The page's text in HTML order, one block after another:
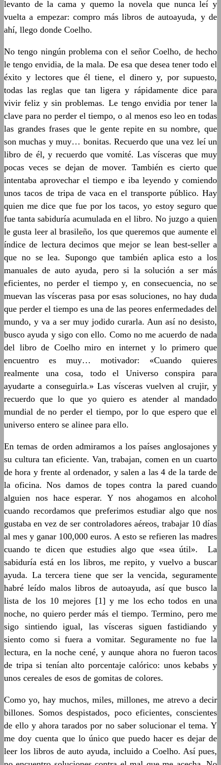
levanto de la cama y quemo la novela que nunca leí y
vuelta a empezar: compro más libros de autoayuda, y de
ahí, llego donde Coelho.
No tengo ningún problema con el señor Coelho, de hecho
le tengo envidia, de la mala. De esa que desea tener todo el
éxito y lectores que él tiene, el dinero y, por supuesto,
todas las reglas que tan ligera y rápidamente dice para
vivir feliz y sin problemas. Le tengo envidia por tener la
clave para no perder el tiempo, o al menos eso leo en todas
las grandes frases que le gente repite en su nombre, que
son muchas y muy… bonitas. Recuerdo que una vez leí un
libro de él, y recuerdo que vomité. Las vísceras que muy
pocas veces se dejan de mover. También es cierto que
intentaba aprovechar el tiempo e iba leyendo y comiendo
unos tacos de tripa de vaca en el transporte público. Hay
quien me dice que fue por los tacos, yo estoy seguro que
fue tanta sabiduría acumulada en el libro. No juzgo a quien
le gusta leer al brasileño, los que queremos que aumente el
índice de lectura decimos que mejor se lean best-seller a
que no se lea. Supongo que también aplica esto a los
manuales de auto ayuda, pero si la solución a ser más
eficientes, no perder el tiempo y, en consecuencia, no se
muevan las vísceras pasa por esas soluciones, no hay duda
que perder el tiempo es una de las peores enfermedades del
mundo, y va a ser muy jodido curarla. Aun así no desisto,
busco ayuda y sigo con ello. Como no me acuerdo de nada
del libro de Coelho miro en internet y lo primero que
encuentro es muy… motivador: «Cuando quieres
realmente una cosa, todo el Universo conspira para
ayudarte a conseguirla.» Las vísceras vuelven al crujir, y
recuerdo que lo que yo quiero es atender al mandado
mundial de no perder el tiempo, por lo que espero que el
universo entero se alinee para ello.
En temas de orden admiramos a los países anglosajones y
su cultura tan eficiente. Van, trabajan, comen en un cuarto
de hora y frente al ordenador, y salen a las 4 de la tarde de
la oficina. Nos damos de topes contra la pared cuando
alguien nos hace esperar. Y nos ahogamos en alcohol
cuando recordamos que preferimos estudiar algo que nos
gustaba en vez de ser controladores aéreos, trabajar 10 días
al mes y ganar 100,000 euros. A esto se refieren las madres
cuando te dicen que estudies algo que «sea útil». La
sabiduría está en los libros, me repito, y vuelvo a buscar
ayuda. La tercera tiene que ser la vencida, seguramente
habré leído malos libros de autoayuda, así que busco la
lista de los 10 mejores [1] y me los echo todos en una
noche, no quiero perder más el tiempo. Termino, pero me
sigo sintiendo igual, las vísceras siguen fastidiando y
siento como si fuera a vomitar. Seguramente no fue la
lectura, en la noche cené, y aunque ahora no fueron tacos
de tripa si tenían alto porcentaje calórico: unos kebabs y
unos cereales de esos de gomitas de colores.
Como yo, hay muchos, miles, millones, me atrevo a decir
billones. Somos despistados, poco eficientes, conscientes
de ello y ahora tarados por no saber solucionar el tema. Y
me doy cuenta que lo único que puedo hacer es dejar de
leer los libros de auto ayuda, incluido a Coelho. Así pues,